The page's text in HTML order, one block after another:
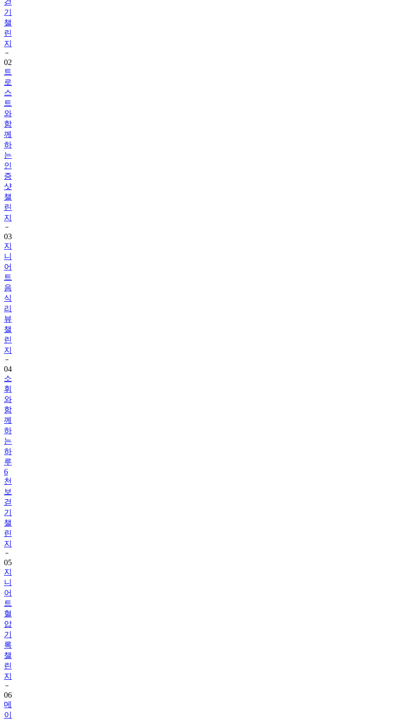
챌
린
지
02
트
로
스
트
와
함
께
하
는
인
증
샷
챌
린
지
03
지
니
어
트
음
식
리
뷰
챌
린
지
04
소
휘
와
함
께
하
는
하
루
6
천
보
걷
기
챌
린
지
05
지
니
어
트
혈
압
기
록
챌
린
지
06
메
이
퓨